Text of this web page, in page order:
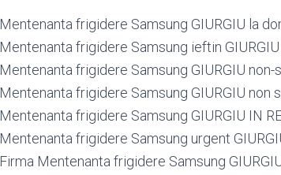
Mentenanta frigidere Samsung GIURGIU la
Mentenanta frigidere Samsung ieftin GIURGIU
Mentenanta frigidere Samsung GIURGIU non-
Mentenanta frigidere Samsung GIURGIU non
Mentenanta frigidere Samsung GIURGIU IN
Mentenanta frigidere Samsung urgent
Firma Mentenanta frigidere Samsung